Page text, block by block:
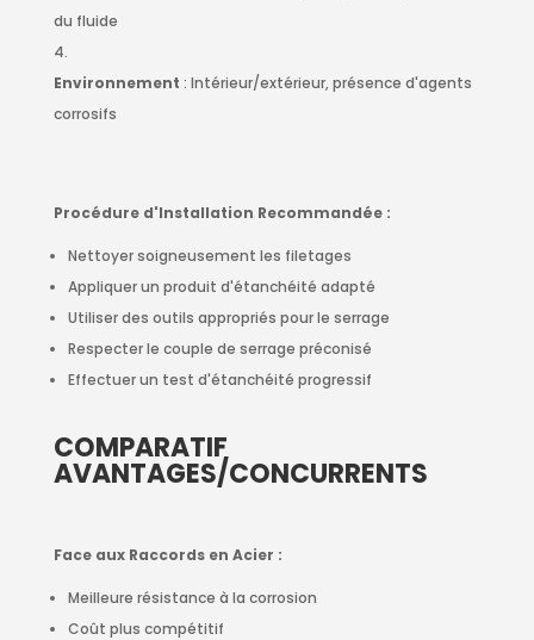
du fluide
Environnement : Intérieur/extérieur, présence d'agents
corrosifs
Procédure d'Installation Recommandée :
Nettoyer soigneusement les filetages
Appliquer un produit d'étanchéité adapté
Utiliser des outils appropriés pour le serrage
Respecter le couple de serrage préconisé
Effectuer un test d'étanchéité progressif
COMPARATIF
AVANTAGES/CONCURRENTS
Face aux Raccords en Acier :
Meilleure résistance à la corrosion
Coût plus compétitif